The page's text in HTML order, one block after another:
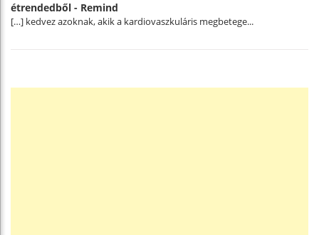
étrendedből - Remind
[…] kedvez azoknak, akik a kardiovaszkuláris megbetege...